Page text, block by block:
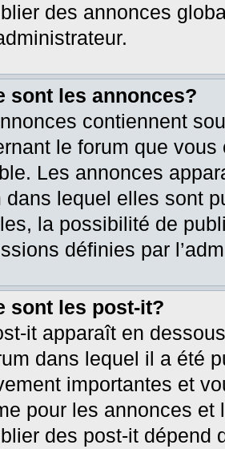
des annonces
sont les annonces?
contiennent
le forum que
Les annonces
dans lequel elles sont
la possibilité de
définies par
sont les post-it?
it apparaît en
dans lequel il a été
importantes et
pour les annonces
des post-it dépend